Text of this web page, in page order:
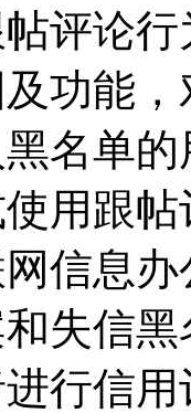
评论
功能
名单
用跟
信息
失信
行信用